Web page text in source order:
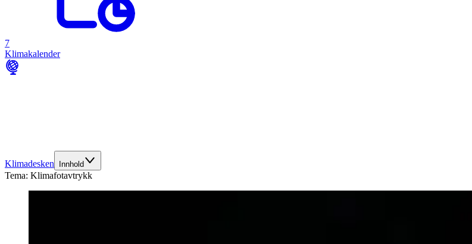
7
Klimakalender
Klimadesken Innhold
Tema: Klimafotavtrykk